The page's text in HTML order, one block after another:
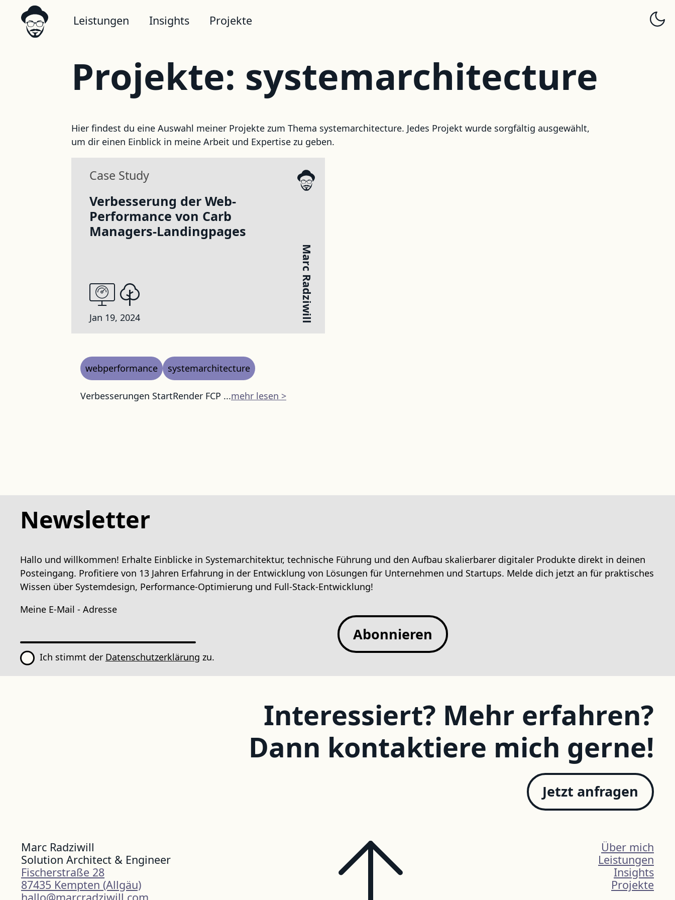
Leistungen Insights Projekte
Projekte: systemarchitecture
Hier findest du eine Auswahl meiner Projekte zum Thema systemarchitecture. Jedes Projekt wurde sorgfältig ausgewählt,
um dir einen Einblick in meine Arbeit und Expertise zu geben.
Case Study
Verbesserung der Web-
Performance von Carb
Managers-Landingpages
Jan 19, 2024 Marc Radziwill
webperformance systemarchitecture
Verbesserungen StartRender FCP ...mehr lesen >
Newsletter
Hallo und willkommen! Erhalte Einblicke in Systemarchitektur, technische Führung und den Aufbau skalierbarer digitaler Produkte direkt in deinen
Posteingang. Profitiere von 13 Jahren Erfahrung in der Entwicklung von Lösungen für Unternehmen und Startups. Melde dich jetzt an für praktisches
Wissen über Systemdesign, Performance-Optimierung und Full-Stack-Entwicklung!
Meine E-Mail - Adresse
Ich stimmt der Datenschutzerklärung zu.
Abonnieren
Interessiert? Mehr erfahren?
Dann kontaktiere mich gerne!
Jetzt anfragen
Marc Radziwill
Solution Architect & Engineer
Fischerstraße 28
87435 Kempten (Allgäu)
hallo@marcradziwill.com
Über mich
Leistungen
Insights
Projekte